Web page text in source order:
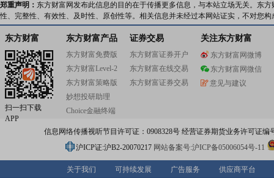
郑重声明： 东方财富网发布此信息的目的在于传播更多信息，与本站立场无关。东
性、完整性、有效性、及时性、原创性等。相关信息并未经过本网站证实，不对您
东方财富
扫一扫下载
APP
东方财富产品
东方财富免费版
东方财富Level-2
东方财富策略版
妙想投研助理
Choice金融终端
证券交易
东方财富证券开户
东方财富在线交易
东方财富证券交易
关注东方财富
东方财富网微博
东方财富网微信
意见与建议
信息网络传播视听节目许可证：0908328号 经营证券期货业务许可证编
沪ICP证:沪B2-20070217 网站备案号:沪ICP备05006054号-11
关于我们 可持续发展 广告服务 供应商平台